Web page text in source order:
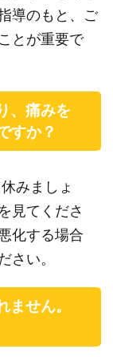
導のもと、ご
とが重要で
、痛みを
すか？
みましょ
見てくださ
化する場合
さい。
せん。